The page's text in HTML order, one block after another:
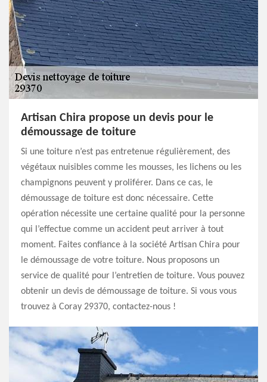
Artisan Chira propose un devis pour le
démoussage de toiture
Si une toiture n’est pas entretenue régulièrement, des
végétaux nuisibles comme les mousses, les lichens ou les
champignons peuvent y proliférer. Dans ce cas, le
démoussage de toiture est donc nécessaire. Cette
opération nécessite une certaine qualité pour la personne
qui l’effectue comme un accident peut arriver à tout
moment. Faites confiance à la société Artisan Chira pour
le démoussage de votre toiture. Nous proposons un
service de qualité pour l’entretien de toiture. Vous pouvez
obtenir un devis de démoussage de toiture. Si vous vous
trouvez à Coray 29370, contactez-nous !